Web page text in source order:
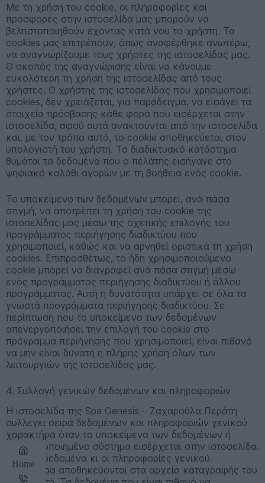
Με τη χρήση του cookie, οι πληροφορίες και
προσφορές στην ιστοσελίδα μας μπορούν να
βελτιστοποιηθούν έχοντας κατά νου το χρήστη. Τα
cookies μας επιτρέπουν, όπως αναφέρθηκε ανωτέρω,
να αναγνωρίζουμε τους χρήστες της ιστοσελίδας μας.
Ο σκοπός της αναγνώρισης είναι να κάνουμε
ευκολότερη τη χρήση της ιστοσελίδας από τους
χρήστες. Ο χρήστης της ιστοσελίδας που χρησιμοποιεί
cookies, δεν χρειάζεται, για παράδειγμα, να εισάγει τα
στοιχεία πρόσβασης κάθε φορά που εισέρχεται στην
ιστοσελίδα, αφού αυτά ανακτούνται από την ιστοσελίδα
και, με τον τρόπο αυτό, το cookie αποθηκεύεται στον
υπολογιστή του χρήστη. Το διαδικτυακό κατάστημα
θυμάται τα δεδομένα που ο πελάτης εισήγαγε στο
ψηφιακό καλάθι αγορών με τη βοήθεια ενός cookie.
Το υποκείμενο των δεδομένων μπορεί, ανά πάσα
στιγμή, να αποτρέπει τη χρήση του cookie της
ιστοσελίδας μας μέσω της σχετικής επιλογής του
προγράμματος περιήγησης διαδικτύου που
χρησιμοποιεί, καθώς και να αρνηθεί οριστικά τη χρήση
cookies. Επιπροσθέτως, το ήδη χρησιμοποιούμενο
cookie μπορεί να διαγραφεί ανά πάσα στιγμή μέσω
ενός προγράμματος περιήγησης διαδικτύου ή άλλου
προγράμματος. Αυτή η δυνατότητα υπάρχει σε όλα τα
γνωστά προγράμματα περιήγησης διαδικτύου. Σε
περίπτωση που το υποκείμενο των δεδομένων
απενεργοποιήσει την επιλογή του cookie στο
πρόγραμμα περιήγησης που χρησιμοποιεί, είναι πιθανό
να μην είναι δυνατή η πλήρης χρήση όλων των
λειτουργιών της ιστοσελίδας μας.
4. Συλλογή γενικών δεδομένων και πληροφοριών
Η ιστοσελίδα της Spa Genesis – Ζαχαρούλα Περάτη
συλλέγει σειρά δεδομένων και πληροφοριών γενικού
χαρακτήρα όταν το υποκείμενο των δεδομένων ή
αυτοματοποιημένο σύστημα εισέρχεται στην ιστοσελίδα.
Αυτά τα δεδομένα κι οι πληροφορίες γενικού
χαρακτήρα αποθηκεύονται στα αρχεία καταγραφής του
Home